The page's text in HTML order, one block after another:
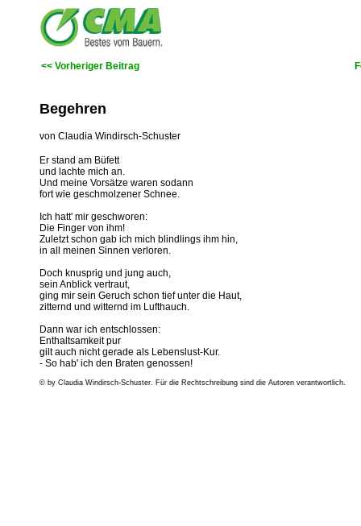
<< Vorheriger Beitrag
Begehren
von Claudia Windirsch-Schuster
Er stand am Büfett
und lachte mich an.
Und meine Vorsätze waren sodann
fort wie geschmolzener Schnee.
Ich hatt' mir geschworen:
Die Finger von ihm!
Zuletzt schon gab ich mich blindlings ihm hin,
in all meinen Sinnen verloren.
Doch knusprig und jung auch,
sein Anblick vertraut,
ging mir sein Geruch schon tief unter die Haut,
zitternd und witternd im Lufthauch.
Dann war ich entschlossen:
Enthaltsamkeit pur
gilt auch nicht gerade als Lebenslust-Kur.
- So hab' ich den Braten genossen!
© by Claudia Windirsch-Schuster. Für die Rechtschreibung sind die Autoren verantwortlich.